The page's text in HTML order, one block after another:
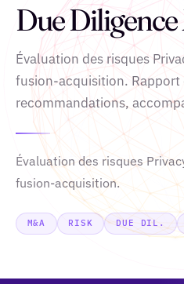
Due
Évaluation des risques
fusion-acquisition.
recommandations,
Évaluation des risques
fusion-acquisition.
M&A RISK DUE DIL.